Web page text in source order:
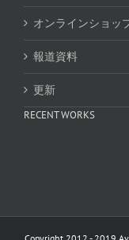
オンラインショッ
報道資料
更新
RECENT WORKS